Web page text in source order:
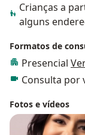
Crianças a
alguns
Formatos de
Presencial
Consulta por
Fotos e vídeos